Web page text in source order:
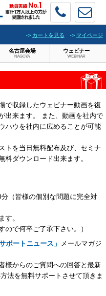
-> カートを見る -> マイページ
名古屋会場
NAGOYA
ウェビナー
WEBINAR
で収録したウェビナー動画を復
出来ます。 また、動画を社内で
ハウを社内に広めることが可能
トを当日無料配布及び、セミナ
料ダウンロード出来ます。
（皆様の個別な問題に完全対
す。
ので何卒ご了承下さい。）
ポートニュース」
メールマガジ
様からのご質問への回答と最新
法を無料サポートさせて頂きま